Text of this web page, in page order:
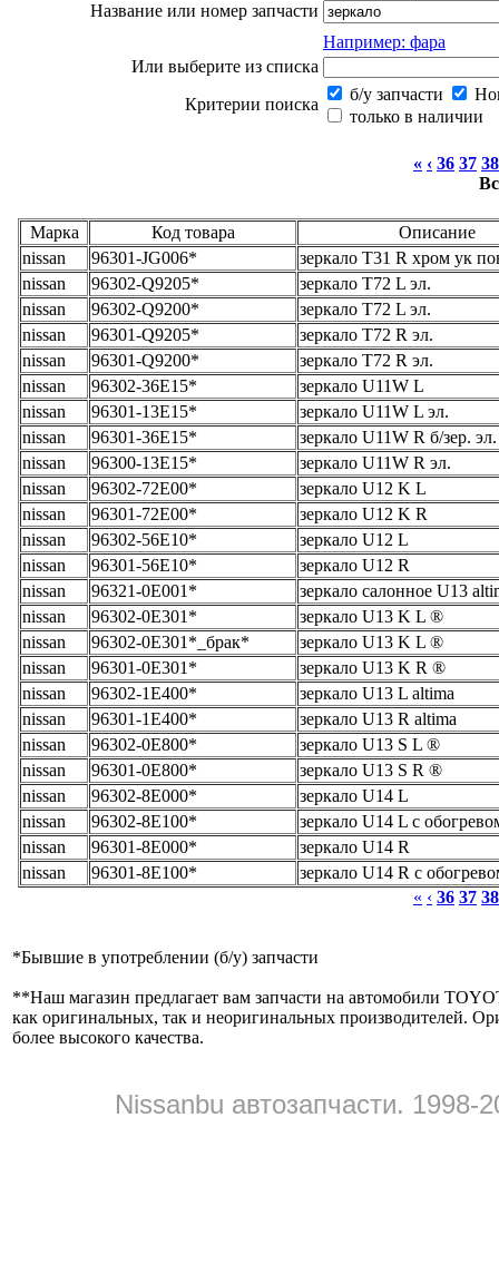
Название или номер запчасти
Например: фара
Или выберите из списка
Критерии поиска
б/у запчасти
только в наличии
« ‹ 36 37 38
Марка Код товара
Описание
nissan
96301-JG006*
зеркало T31 R хром ук
nissan
96302-Q9205*
зеркало T72 L эл.
nissan
96302-Q9200*
зеркало T72 L эл.
nissan
96301-Q9205*
зеркало T72 R эл.
nissan
96301-Q9200*
зеркало T72 R эл.
nissan
96302-36E15*
зеркало U11W L
nissan
96301-13E15*
зеркало U11W L эл.
nissan
96301-36E15*
зеркало U11W R б/зер. эл.
nissan
96300-13E15*
зеркало U11W R эл.
nissan
96302-72E00*
зеркало U12 K L
nissan
96301-72E00*
зеркало U12 K R
nissan
96302-56E10*
зеркало U12 L
nissan
96301-56E10*
зеркало U12 R
nissan
96321-0E001*
зеркало салонное U13
nissan
96302-0E301*
зеркало U13 K L ®
nissan
96302-0E301*_брак*
зеркало U13 K L ®
nissan
96301-0E301*
зеркало U13 K R ®
nissan
96302-1E400*
зеркало U13 L altima
nissan
96301-1E400*
зеркало U13 R altima
nissan
96302-0E800*
зеркало U13 S L ®
nissan
96301-0E800*
зеркало U13 S R ®
nissan
96302-8E000*
зеркало U14 L
nissan
96302-8E100*
зеркало U14 L с
nissan
96301-8E000*
зеркало U14 R
nissan
96301-8E100*
зеркало U14 R с
« ‹ 36 37 38
*Бывшие в употреблении (б/y) запчасти
**Наш магазин предлагает вам запчасти на автомобили
как оригинальных, так и неоригинальных производителей.
более высокого качества.
Nissanbu автозапчасти. 1998-